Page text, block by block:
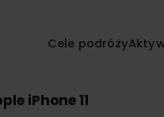
Cele podróży
Apple iPhone 11